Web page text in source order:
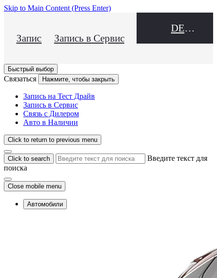
Skip to Main Content (Press Enter)
Запись на Тест Драйв
Запись в Сервис
DEALER NAME
Быстрый выбор
Связаться Нажмите, чтобы закрыть
Запись на Тест Драйв
Запись в Сервис
Связь с Дилером
Авто в Наличии
Click to return to previous menu
Click to search
Введите текст для
поиска
Close mobile menu
Автомобили